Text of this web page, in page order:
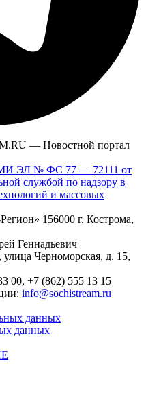
— Новостной портал
ЭЛ № ФС 77 — 72111 от
службой по надзору в
и массовых
156000 г. Кострома,
Геннадьевич
Черноморская, д. 15,
00, +7 (862) 555 13 15
info@sochistream.ru
данных
данных